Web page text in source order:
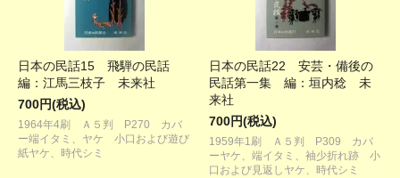
日本の民話15 飛騨の民話
編：江馬三枝子 未来社
700円(税込)
1964年4刷 Ａ５判 P270 カバ
ー端イタミ、ヤケ 小口および遊び
紙ヤケ、時代シミ
日本の民話22 安芸・備後の
民話第一集 編：垣内稔 未
来社
700円(税込)
1959年1刷 Ａ５判 P309 カバ
ーヤケ、端イタミ、袖少折れ跡 小
口および見返しヤケ、時代シミ